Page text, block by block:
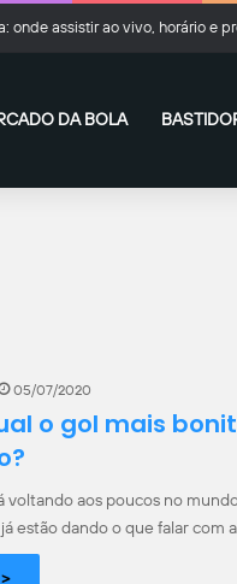
onde assistir ao vivo, horário e
DA BOLA
05/07/2020
o gol mais
voltando aos poucos no
estão dando o que falar com